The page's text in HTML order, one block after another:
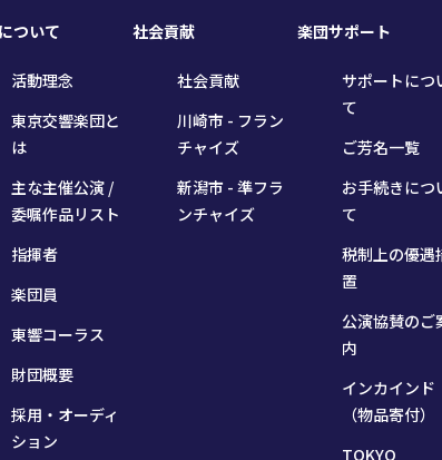
ついて
活動理念
東京交響楽団と
は
主な主催公演 /
委嘱作品リスト
指揮者
楽団員
東響コーラス
財団概要
採用・オーディ
ション
社会貢献
社会貢献
川崎市 - フラン
チャイズ
新潟市 - 準フラ
ンチャイズ
楽団サポート
サポートにつ
て
ご芳名一覧
お手続きにつ
て
税制上の優遇
置
公演協賛のご
内
インカインド
（物品寄付）
TOKYO